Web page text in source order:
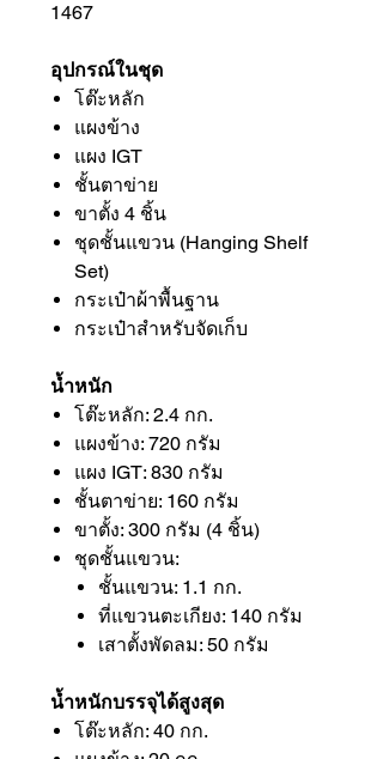
1467
อุปกรณ์ในชุด
โต๊ะหลัก
แผงข้าง
แผง IGT
ชั้นตาข่าย
ขาตั้ง 4 ชิ้น
ชุดชั้นแขวน (Hanging Shelf
Set)
กระเป๋าผ้าพื้นฐาน
กระเป๋าสำหรับจัดเก็บ
น้ำหนัก
โต๊ะหลัก: 2.4 กก.
แผงข้าง: 720 กรัม
แผง IGT: 830 กรัม
ชั้นตาข่าย: 160 กรัม
ขาตั้ง: 300 กรัม (4 ชิ้น)
ชุดชั้นแขวน:
ชั้นแขวน: 1.1 กก.
ที่แขวนตะเกียง: 140 กรัม
เสาตั้งพัดลม: 50 กรัม
น้ำหนักบรรจุได้สูงสุด
โต๊ะหลัก: 40 กก.